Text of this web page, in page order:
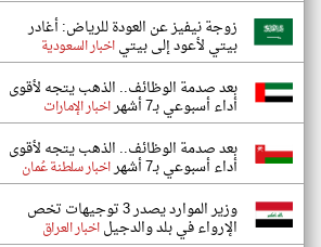
زوجة نيفيز عن العودة للرياض: أغادر
بيتي لأعود إلى بيتياخبار السعودية
بعد صدمة الوظائف.. الذهب يتجه لأقوى
أداء أسبوعي بـ7 أشهر اخبار الإمارات
بعد صدمة الوظائف.. الذهب يتجه لأقوى
أداء أسبوعي بـ7 أشهر اخبار سلطنة عُمان
وزير الموارد يصدر 3 توجيهات تخص
الإرواء في بلد والدجيلاخبار العراق